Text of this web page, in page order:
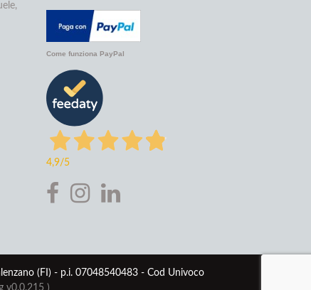
Come funziona PayPal
4,9/5
(FI) - p.i. 07048540483 - Cod Univoco